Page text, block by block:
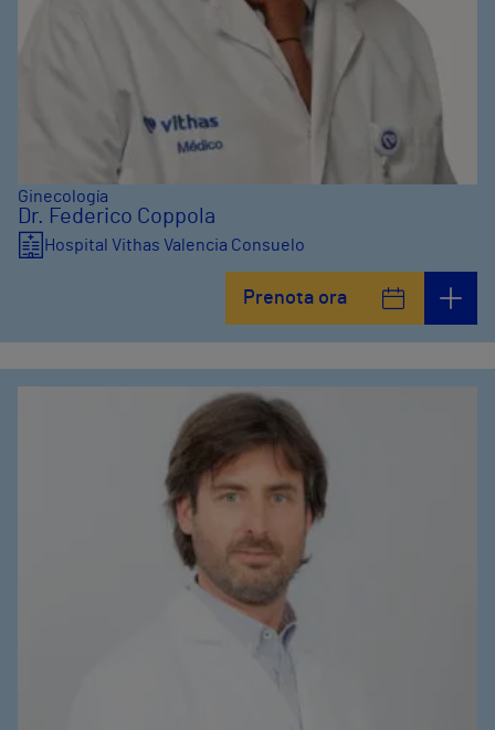
Ginecología
Dr. Federico Coppola
Hospital Vithas Valencia Consuelo
Prenota ora